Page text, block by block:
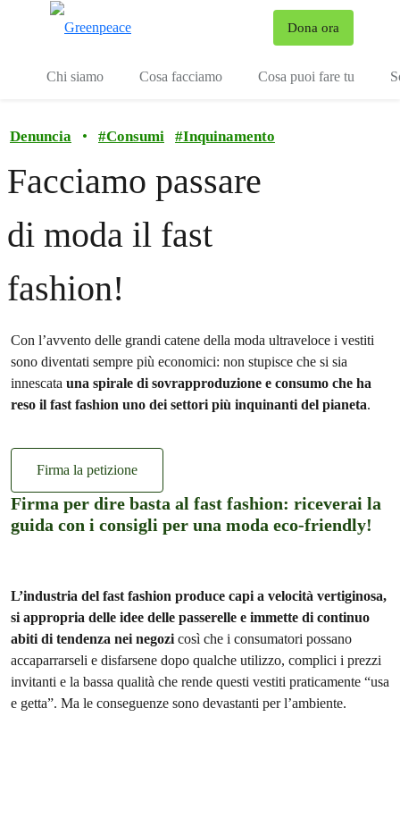
Dona ora
Chi siamo Cosa facciamo Cosa puoi fare tu
Denuncia • #Consumi #Inquinamento
Facciamo passare
di moda il fast
fashion!
Con l’avvento delle grandi catene della moda ultraveloce i vestiti
sono diventati sempre più economici: non stupisce che si sia
innescata una spirale di sovrapproduzione e consumo che ha
reso il fast fashion uno dei settori più inquinanti del pianeta.
Firma la petizione
Firma per dire basta al fast fashion: riceverai la
guida con i consigli per una moda eco-friendly!
L’industria del fast fashion produce capi a velocità vertiginosa,
si appropria delle idee delle passerelle e immette di continuo
abiti di tendenza nei negozicosì che i consumatori possano
accaparrarseli e disfarsene dopo qualche utilizzo, complici i prezzi
invitanti e la bassa qualità che rende questi vestiti praticamente “usa
e getta”. Ma le conseguenze sono devastanti per l’ambiente.